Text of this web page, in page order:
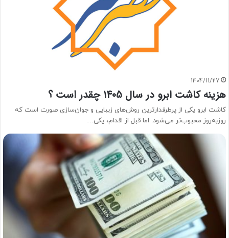
1404/11/27
هزینه کاشت ابرو در سال 1405 چقدر است ؟
کاشت ابرو یکی از پرطرفدارترین روش‌های زیبایی و جوان‌سازی صورت است که
روزبه‌روز محبوب‌تر می‌شود. اما قبل از اقدام، یکی…